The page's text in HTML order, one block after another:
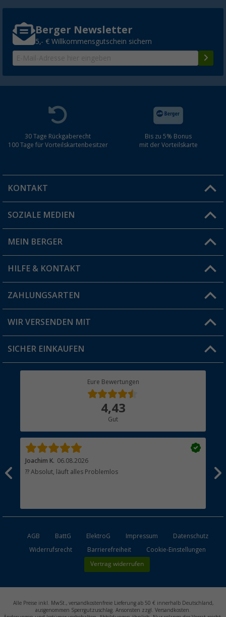
Berger Newsletter
5,- € Willkommensgutschein sichern
30 Tage Rückgaberecht
100 Tage für Vorteilskartenbesitzer
Bis zu 5% Bonus
mit der Vorteilskarte
KONTAKT
Du hast eine Frage?
Filiale finden
SOZIALE MEDIEN
MEIN BERGER
Vorteilskarte
Blog
Jobs & Karriere
HILFE & KONTAKT
FAQ & Kontakt
Versandinformationen
Rücksendung
ZAHLUNGSARTEN
WIR VERSENDEN MIT
SICHER EINKAUFEN
Eure Bewertungen
4,43
Gut
Joachim K. 06.08.2026
?? Absolut, läuft alles Problemlos
AGB BattG ElektroG Impressum
Datenschutz
Widerrufsrecht
Barrierefreiheit Cookie-Einstellungen
Vertrag widerrufen
Alle Preise inkl. MwSt., versandkostenfreie Lieferung ab 50 € innerhalb Deutschland,
ausgenommen Sperrgutzuschlag. Ansonsten zzgl. Versandkosten.